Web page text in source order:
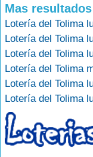
Mas resultados
Lotería del Tolima
Lotería del Tolima
Lotería del Tolima
Lotería del Tolima
Lotería del Tolima
Lotería del Tolima